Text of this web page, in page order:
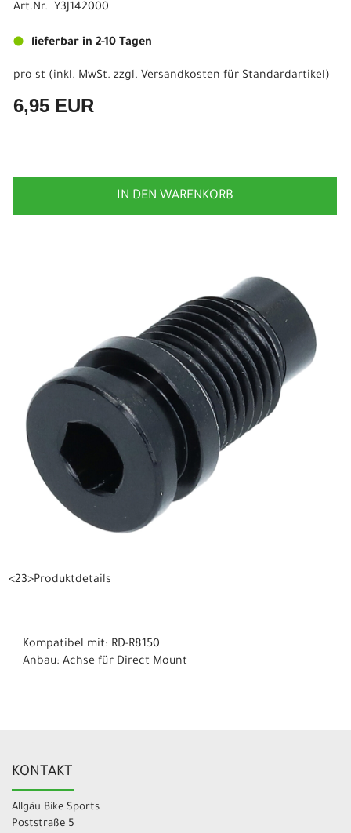
Art.Nr. Y3J142000
lieferbar in 2-10 Tagen
pro st (inkl. MwSt. zzgl. Versandkosten für Standardartikel)
6,95 EUR
IN DEN WARENKORB
<23>Produktdetails
Kompatibel mit: RD-R8150
Anbau: Achse für Direct Mount
KONTAKT
Allgäu Bike Sports
Poststraße 5